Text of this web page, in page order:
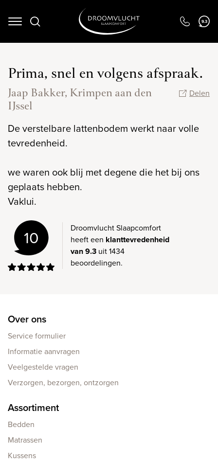
Navigation 9.3
Prima, snel en volgens afspraak.
Jaap Bakker, Krimpen aan den
IJssel
Delen
De verstelbare lattenbodem werkt naar volle
tevredenheid.
we waren ook blij met degene die het bij ons
geplaats hebben.
Vaklui.
10
Droomvlucht Slaapcomfort
heeft een klanttevredenheid
van 9.3 uit 1434
beoordelingen.
Over ons
Service formulier
Informatie aanvragen
Veelgestelde vragen
Verzorgen, bezorgen, ontzorgen
Assortiment
Bedden
Matrassen
Kussens